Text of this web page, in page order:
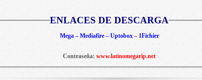
ENLACES DE DESCARGA
Mega – Mediafire – Uptobox – 1Fichier
Contraseña: www.latinomegarip.net